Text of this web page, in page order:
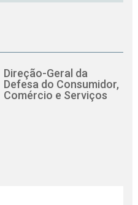
Direção-Geral da
Defesa do Consumidor,
Comércio e Serviços